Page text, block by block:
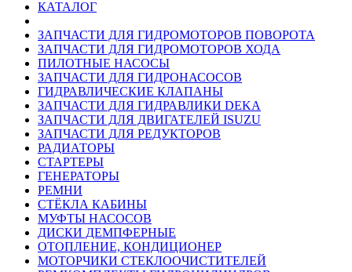
КАТАЛОГ
ЗАПЧАСТИ ДЛЯ ГИДРОМОТОРОВ ПОВОРОТА
ЗАПЧАСТИ ДЛЯ ГИДРОМОТОРОВ ХОДА
ПИЛОТНЫЕ НАСОСЫ
ЗАПЧАСТИ ДЛЯ ГИДРОНАСОСОВ
ГИДРАВЛИЧЕСКИЕ КЛАПАНЫ
ЗАПЧАСТИ ДЛЯ ГИДРАВЛИКИ DEKA
ЗАПЧАСТИ ДЛЯ ДВИГАТЕЛЕЙ ISUZU
ЗАПЧАСТИ ДЛЯ РЕДУКТОРОВ
РАДИАТОРЫ
СТАРТЕРЫ
ГЕНЕРАТОРЫ
РЕМНИ
СТЁКЛА КАБИНЫ
МУФТЫ НАСОСОВ
ДИСКИ ДЕМПФЕРНЫЕ
ОТОПЛЕНИЕ, КОНДИЦИОНЕР
МОТОРЧИКИ СТЕКЛООЧИСТИТЕЛЕЙ